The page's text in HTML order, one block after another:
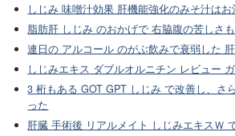
しじみ 味噌汁効果 肝機能強化のみそ汁は
脂肪肝 しじみ のおかげで 右脇腹の苦しさ
連日の アルコール のがぶ飲みで衰弱した
しじみエキス ダブルオルニチン レビュー
3 桁もある GOT GPT しじみ で改善し、さ
った
肝臓 手術後 リアルメイト しじみエキスＷ